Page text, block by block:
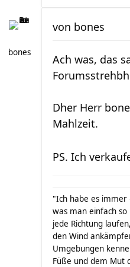
bones
von bones
Ach was, das
Dher Herr
Mahlzeit.
PS. Ich
"Ich habe es immer
was man einfach
jede Richtung
den Wind
Umgebungen
Füße und dem Mut